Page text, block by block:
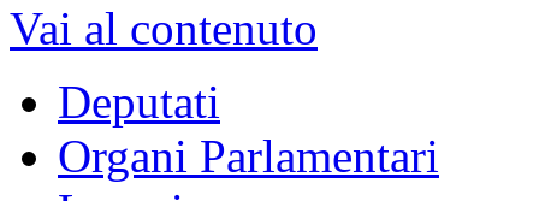
Vai al contenuto
Deputati
Organi Parlamentari